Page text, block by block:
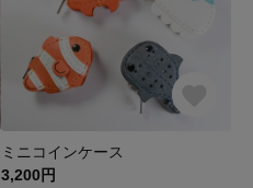
ミニコインケース
3,200円